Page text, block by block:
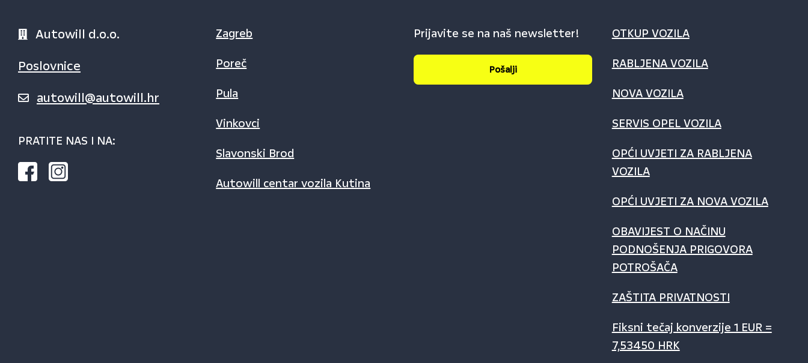
Autowill d.o.o.
Poslovnice
autowill@autowill.hr
PRATITE NAS I NA:
Zagreb
Poreč
Pula
Vinkovci
Slavonski Brod
Autowill centar vozila Kutina
Prijavite se na naš newsletter!
Pošalji
OTKUP VOZILA
RABLJENA VOZILA
NOVA VOZILA
SERVIS OPEL VOZILA
OPĆI UVJETI ZA RABLJENA
VOZILA
OPĆI UVJETI ZA NOVA VOZILA
OBAVIJEST O NAČINU
PODNOŠENJA PRIGOVORA
POTROŠAČA
ZAŠTITA PRIVATNOSTI
Fiksni tečaj konverzije 1 EUR =
7,53450 HRK